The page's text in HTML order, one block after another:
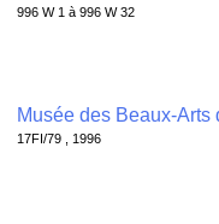
996 W 1 à 996 W 32
17FI/79 , 1996